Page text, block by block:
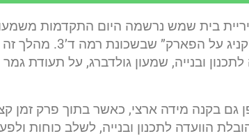
דיור חדשות
גם בקנה מידה ארצי, כאשר בתוך פרק זמן
הוועדה לתכנון ובנייה, לשלב כוחות